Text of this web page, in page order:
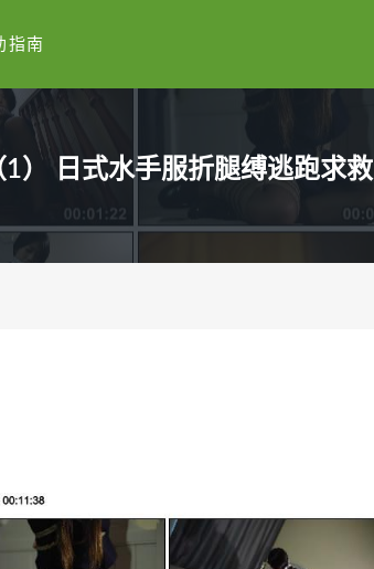
指南
1） 日式水手服折腿缚逃跑求救